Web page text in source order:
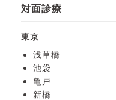
対面診療
東京
浅草橋
池袋
亀戸
新橋